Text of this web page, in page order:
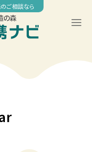
ご相談なら
の森